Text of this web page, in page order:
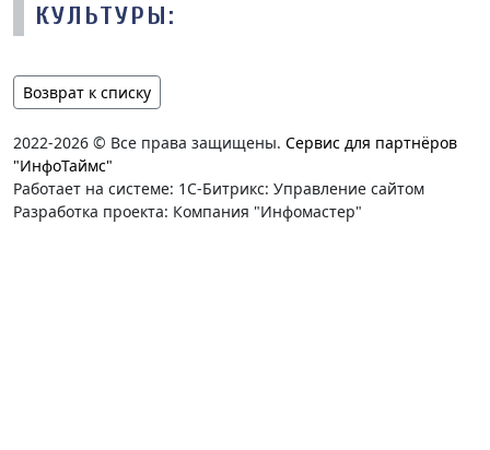
КУЛЬТУРЫ:
Возврат к списку
2022-2026 © Все права защищены. Сервис для партнёров
"ИнфоТаймс"
Работает на системе: 1С-Битрикс: Управление сайтом
Разработка проекта: Компания "Инфомастер"